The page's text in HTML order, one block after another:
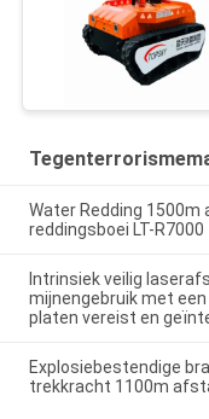
Water Redding
reddingsboei LT-R7000
Intrinsiek veilig
mijnengebruik met
platen vereist en
Explosiebestendige
trekkracht 1100m